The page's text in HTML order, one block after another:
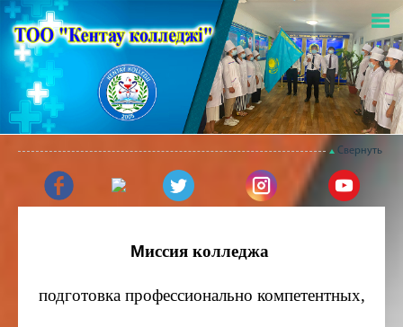
Свернуть
Миссия колледжа
подготовка профессионально компетентных,